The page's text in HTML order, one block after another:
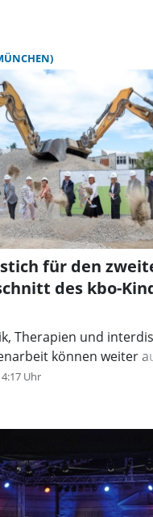
für den
des kbo-
Therapien und
können weiter
Uhr